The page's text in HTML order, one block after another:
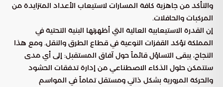
والتأكد من جاهزية كافة المسارات لاستيعاب الأعداد المتزايدة من
المركبات والحافلات.
إن القدرة الاستيعابية العالية التي أظهرتها البنية التحتية في
المملكة تؤكد القفزات النوعية في قطاع الطرق والنقل. ومع هذا
النجاح، يبقى التساؤل قائماً حول آفاق المستقبل: إلى أي مدى
ستتمكن حلول الذكاء الاصطناعي من إدارة تدفقات الحشود
والحركة المرورية بشكل ذاتي ومستقل تماماً في المواسم